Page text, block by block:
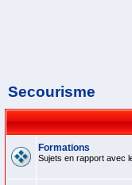
Secourisme
Formations
Sujets en rapport avec